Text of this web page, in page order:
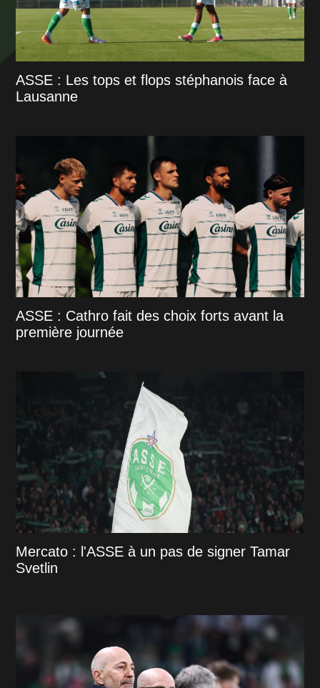
ASSE : Les tops et flops stéphanois face à
Lausanne
ASSE : Cathro fait des choix forts avant la
première journée
Mercato : l'ASSE à un pas de signer Tamar
Svetlin